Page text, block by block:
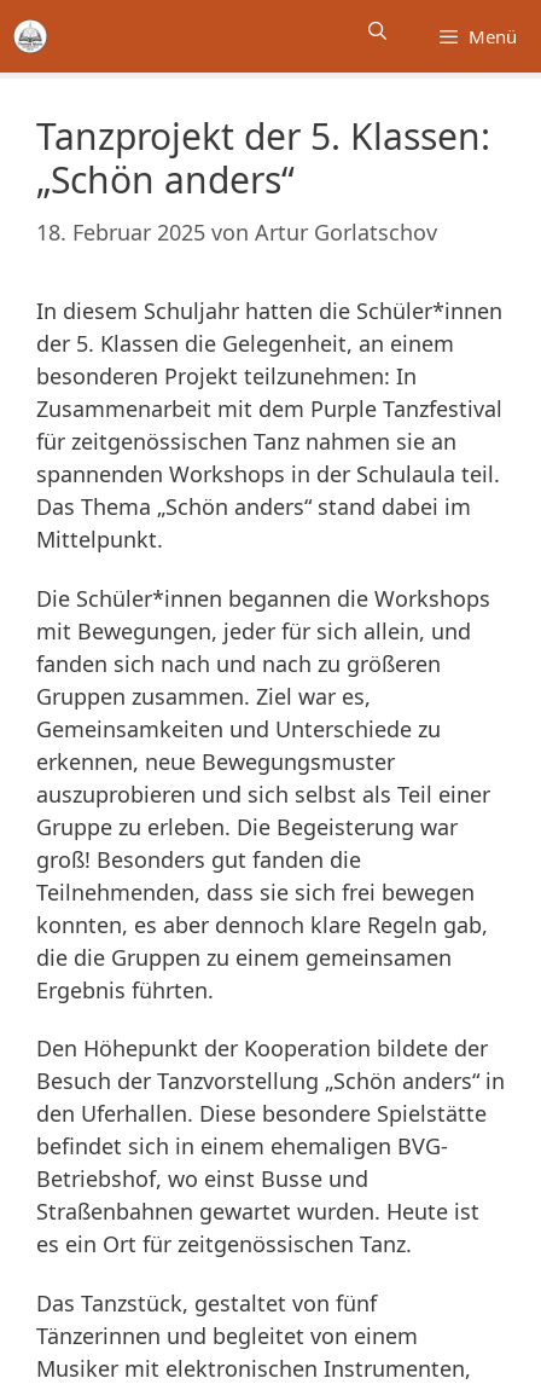
Zum
Inhalt
springen
Menü
Tanzprojekt der 5. Klassen:
„Schön anders“
18. Februar 2025 von Artur Gorlatschov
In diesem Schuljahr hatten die Schüler*innen
der 5. Klassen die Gelegenheit, an einem
besonderen Projekt teilzunehmen: In
Zusammenarbeit mit dem Purple Tanzfestival
für zeitgenössischen Tanz nahmen sie an
spannenden Workshops in der Schulaula teil.
Das Thema „Schön anders“ stand dabei im
Mittelpunkt.
Die Schüler*innen begannen die Workshops
mit Bewegungen, jeder für sich allein, und
fanden sich nach und nach zu größeren
Gruppen zusammen. Ziel war es,
Gemeinsamkeiten und Unterschiede zu
erkennen, neue Bewegungsmuster
auszuprobieren und sich selbst als Teil einer
Gruppe zu erleben. Die Begeisterung war
groß! Besonders gut fanden die
Teilnehmenden, dass sie sich frei bewegen
konnten, es aber dennoch klare Regeln gab,
die die Gruppen zu einem gemeinsamen
Ergebnis führten.
Den Höhepunkt der Kooperation bildete der
Besuch der Tanzvorstellung „Schön anders“ in
den Uferhallen. Diese besondere Spielstätte
befindet sich in einem ehemaligen BVG-
Betriebshof, wo einst Busse und
Straßenbahnen gewartet wurden. Heute ist
es ein Ort für zeitgenössischen Tanz.
Das Tanzstück, gestaltet von fünf
Tänzerinnen und begleitet von einem
Musiker mit elektronischen Instrumenten,